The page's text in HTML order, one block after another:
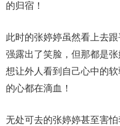
的归宿！
此时的张婷婷虽然看上去
强露出了笑脸，但那都是
想让外人看到自己心中的
的心都在滴血！
无处可去的张婷婷甚至害怕